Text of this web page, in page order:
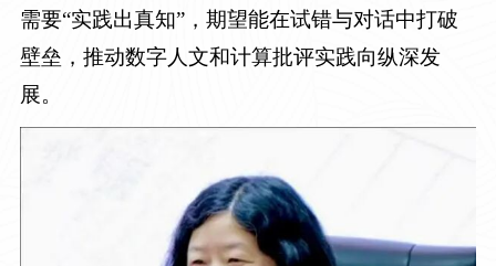
需要“实践出真知”，期望能在试错与对话中打破
壁垒，推动数字人文和计算批评实践向纵深发
展。